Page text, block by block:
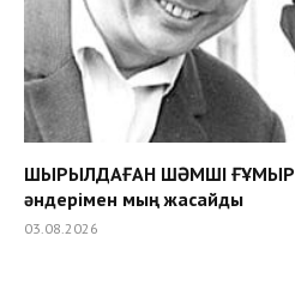
ШЫРЫЛДАҒАН ШӘМШІ ҒҰМЫР
әндерімен мың жасайды
03.08.2026